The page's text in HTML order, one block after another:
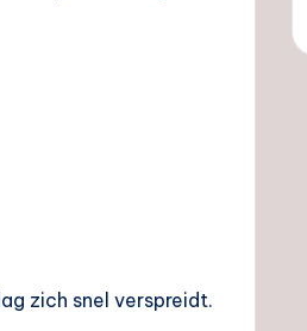
zich snel verspreidt.